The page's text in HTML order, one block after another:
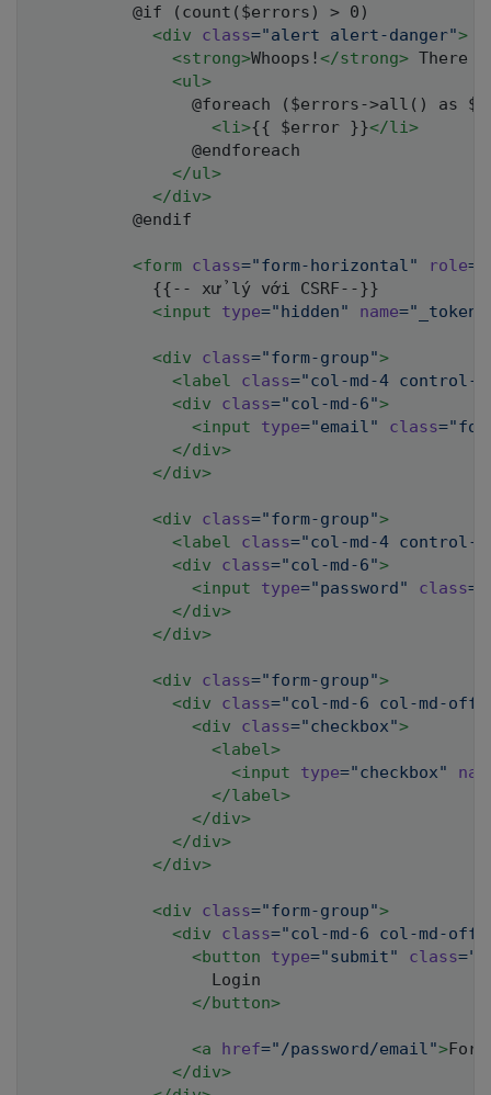
          @if (count($errors) > 0)
<div class="alert alert-danger">
<strong>Whoops!</strong> There
<ul>
@foreach ($errors->all() as
<li>{{ $error }}</li>
                @endforeach
</ul>
</div>
          @endif
<form class="form-horizontal" role=
            {{-- xử lý với CSRF--}}
<input type="hidden" name=" _token
<div class="form-group">
<label class="col-md-4 control-
<div class="col-md-6">
<input type="email" class="
</div>
</div>
<div class="form-group">
<label class="col-md-4 control-
<div class="col-md-6">
<input type="password" class=
</div>
</div>
<div class="form-group">
<div class="col-md-6 col-md-
<div class="checkbox">
<label>
<input type="checkbox"
</label>
</div>
</div>
</div>
<div class="form-group">
<div class="col-md-6 col-md-
<button type="submit" class="
                  Login
</button>
<a href="/password/email">
</div>